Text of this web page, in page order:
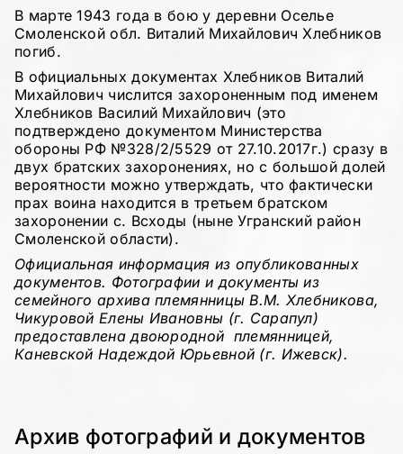
В марте 1943 года в бою у деревни Оселье
Смоленской обл. Виталий Михайлович Хлебников
погиб.
В официальных документах Хлебников Виталий
Михайлович числится захороненным под именем
Хлебников Василий Михайлович (это
подтверждено документом Министерства
обороны РФ №328/2/5529 от 27.10.2017г.) сразу в
двух братских захоронениях, но с большой долей
вероятности можно утверждать, что фактически
прах воина находится в третьем братском
захоронении с. Всходы (ныне Угранский район
Смоленской области).
Официальная информация из опубликованных
документов. Фотографии и документы из
семейного архива племянницы В.М. Хлебникова,
Чикуровой Елены Ивановны (г. Сарапул)
предоставлена двоюродной племянницей,
Каневской Надеждой Юрьевной (г. Ижевск).
Архив фотографий и документов